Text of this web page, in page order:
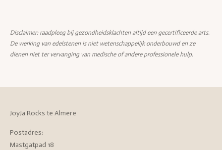
Disclaimer: raadpleeg bij gezondheidsklachten altijd een gecertificeerde arts.
De werking van edelstenen is niet wetenschappelijk onderbouwd en ze
dienen niet ter vervanging van medische of andere professionele hulp.
JoyJa Rocks te Almere
Postadres:
Mastgatpad 18